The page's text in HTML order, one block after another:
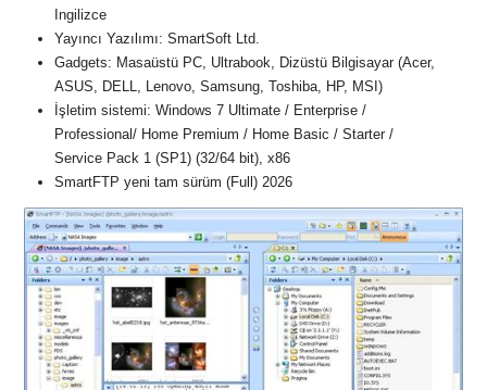
Ingilizce
Yayıncı Yazılımı: SmartSoft Ltd.
Gadgets: Masaüstü PC, Ultrabook, Dizüstü Bilgisayar (Acer,
ASUS, DELL, Lenovo, Samsung, Toshiba, HP, MSI)
İşletim sistemi: Windows 7 Ultimate / Enterprise /
Professional/ Home Premium / Home Basic / Starter /
Service Pack 1 (SP1) (32/64 bit), x86
SmartFTP yeni tam sürüm (Full) 2026